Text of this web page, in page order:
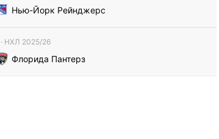
Нью-Йорк Рейнджерс
· НХЛ 2025/26
Флорида Пантерз